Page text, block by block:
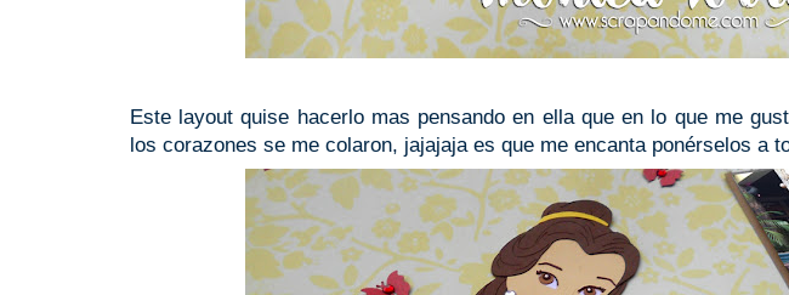
Este layout quise hacerlo mas pensando en ella que en lo que me
los corazones se me colaron, jajajaja es que me encanta ponérselos a